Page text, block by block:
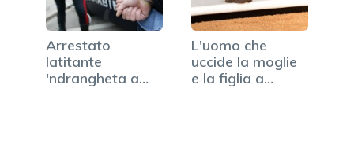
Arrestato
latitante
'ndrangheta a
L'uomo che
uccide la moglie
e la figlia a